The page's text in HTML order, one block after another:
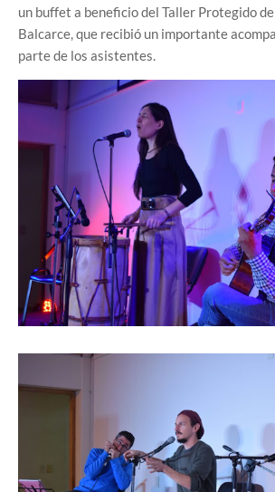
un buffet a beneficio del Taller Protegido
Balcarce, que recibió un importante
parte de los asistentes.